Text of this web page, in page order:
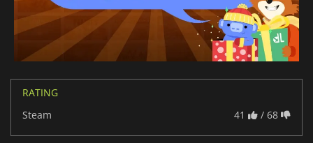
RATING
Steam
41 / 68